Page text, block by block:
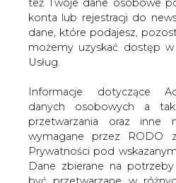
Pamiętaj, że w związku z
osobowych przysługuje Ci
a przede wszystkim
oraz prawo sprzeciwu
danych. Prawa te będą
przestrzegane. Prawo do
wobec przetwarzania
związanych z Twoją
skutecznym wniesieniu
dane nie będą przetwarzane
ważna prawnie
przetwarzania, nadrzędna
szkoleń treningowych LLM.
TREŚĆ KOMENTARZA